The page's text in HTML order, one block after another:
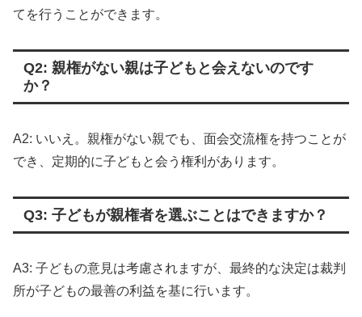
てを行うことができます。
Q2: 親権がない親は子どもと会えないのです
か？
A2: いいえ。親権がない親でも、面会交流権を持つことが
でき、定期的に子どもと会う権利があります。
Q3: 子どもが親権者を選ぶことはできますか？
A3: 子どもの意見は考慮されますが、最終的な決定は裁判
所が子どもの最善の利益を基に行います。